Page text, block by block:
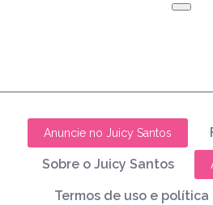
Anuncie no Juicy Santos
Sobre o Juicy Santos
Termos de uso e